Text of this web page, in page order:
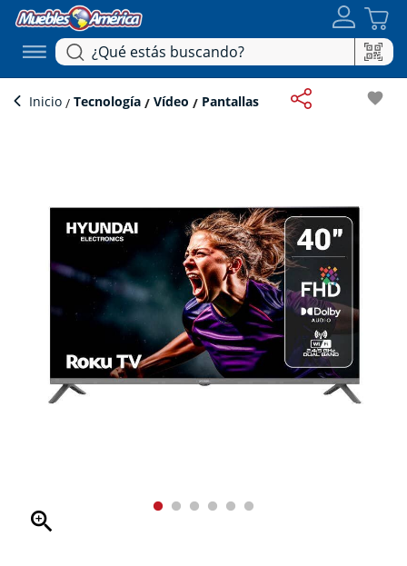
Inicio Tecnología Vídeo Pantallas favorite
zoom_in